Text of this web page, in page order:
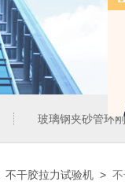
玻璃钢夹砂管环
不干胶拉力试验机 >